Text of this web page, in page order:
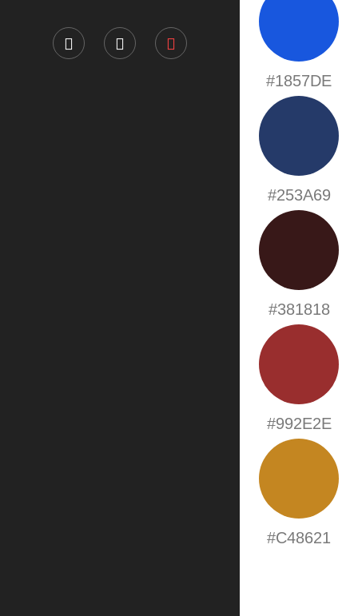
#1857DE
#253A69
#381818
#992E2E
#C48621